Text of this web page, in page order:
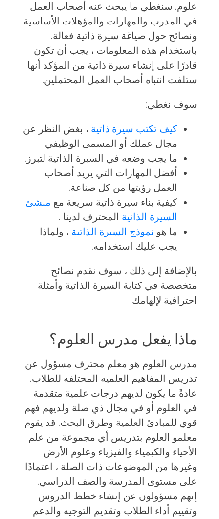
علوم. سنغطي ما يبحث عنه أصحاب العمل
في المدرب والمهارات والمؤهلات الأساسية
ونصائح حول صياغة سيرة ذاتية فعالة.
باستخدام هذه المعلومات ، يجب أن تكون
قادرًا على إنشاء سيرة ذاتية من المؤكد أنها
ستلفت انتباه أصحاب العمل المحتملين.
سوف نغطي:
كيف تكتب سيرة ذاتية ، بغض النظر عن
مجال عملك أو المسمى الوظيفي.
ما يجب وضعه في السيرة الذاتية لتبرز.
أفضل المهارات التي يريد أصحاب
العمل رؤيتها من كل صناعة.
كيفية بناء سيرة ذاتية سريعة مع منشئ
السيرة الذاتية المحترف لدينا .
ما هو نموذج السيرة الذاتية ، ولماذا
يجب عليك استخدامه.
بالإضافة إلى ذلك ، سوف نقدم نصائح
متخصصة في كتابة السيرة الذاتية وأمثلة
احترافية لإلهامك.
ماذا يفعل مدرس العلوم؟
مدرس العلوم هو معلم محترف مسؤول عن
تدريس المفاهيم العلمية المختلفة للطلاب.
عادةً ما يكون لديهم درجات علمية متقدمة
في العلوم أو في مجال ذي صلة ولديهم فهم
قوي للمبادئ العلمية وطرق البحث. قد يقوم
معلمو العلوم بتدريس أي مجموعة من علم
الأحياء والكيمياء والفيزياء وعلوم الأرض
وغيرها من الموضوعات ذات الصلة ، اعتمادًا
على مستوى المدرسة والصف الدراسي.
إنهم مسؤولون عن إنشاء خطط الدروس
وتقييم أداء الطلاب وتقديم التوجيه والدعم